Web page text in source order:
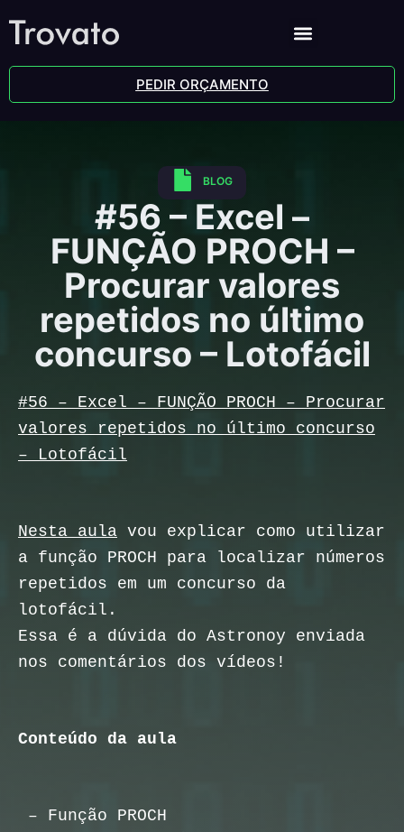
PEDIR ORÇAMENTO
BLOG
#56 – Excel –
FUNÇÃO PROCH –
Procurar valores
repetidos no último
concurso – Lotofácil
#56 – Excel – FUNÇÃO PROCH – Procurar
valores repetidos no último concurso
– Lotofácil
Nesta aula vou explicar como utilizar
a função PROCH para localizar números
repetidos em um concurso da
lotofácil.
Essa é a dúvida do Astronoy enviada
nos comentários dos vídeos!
Conteúdo da aula
– Função PROCH